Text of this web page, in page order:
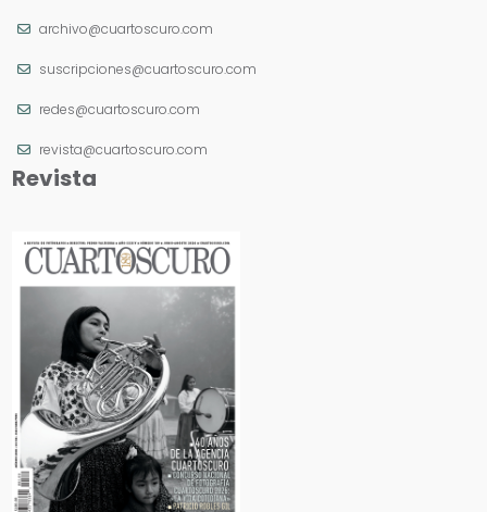
archivo@cuartoscuro.com
suscripciones@cuartoscuro.com
redes@cuartoscuro.com
revista@cuartoscuro.com
Revista